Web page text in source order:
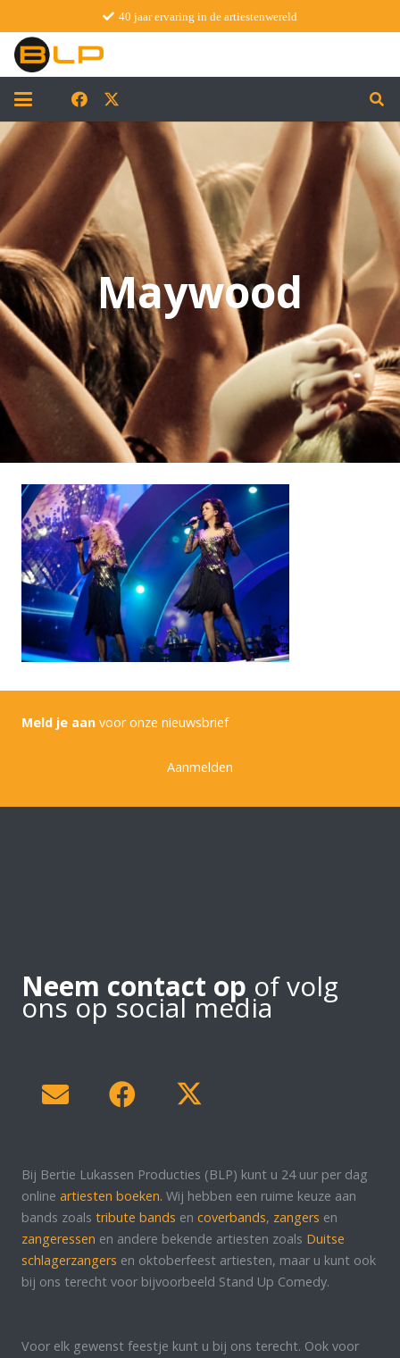
40 jaar ervaring in de artiestenwereld
Maywood
Meld je aan voor onze nieuwsbrief
Aanmelden
Neem contact op of volg
ons op social media
Bij Bertie Lukassen Producties (BLP) kunt u 24 uur per dag
online artiesten boeken. Wij hebben een ruime keuze aan
bands zoals tribute bands en coverbands, zangers en
zangeressen en andere bekende artiesten zoals Duitse
schlagerzangers en oktoberfeest artiesten, maar u kunt ook
bij ons terecht voor bijvoorbeeld Stand Up Comedy.
Voor elk gewenst feestje kunt u bij ons terecht. Ook voor